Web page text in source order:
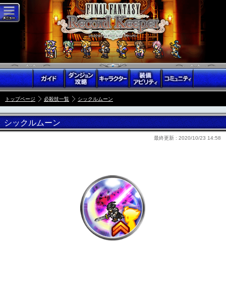
トップページ 必殺技一覧 シックルムーン
シックルムーン
最終更新 : 2020/10/23 14:58